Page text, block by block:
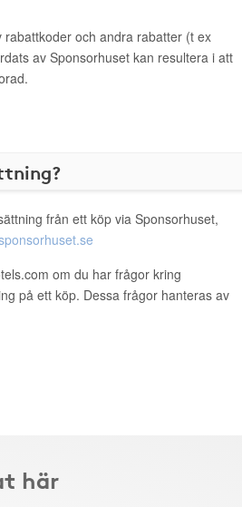
rabattkoder och andra rabatter (t ex
av Sponsorhuset kan resultera i att
från ett köp via Sponsorhuset,
om du har frågor kring
på ett köp. Dessa frågor hanteras av
här